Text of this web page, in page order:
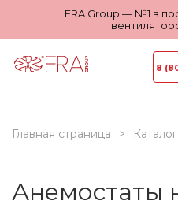
ERA Group — №1 в
8
Главная страница Каталог
Анемостаты